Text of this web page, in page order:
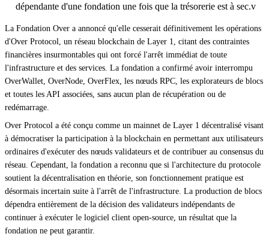
dépendante d'une fondation une fois que la trésorerie est à sec.v
La Fondation Over a annoncé qu'elle cesserait définitivement les opérations
d'Over Protocol, un réseau blockchain de Layer 1, citant des contraintes
financières insurmontables qui ont forcé l'arrêt immédiat de toute
l'infrastructure et des services. La fondation a confirmé avoir interrompu
OverWallet, OverNode, OverFlex, les nœuds RPC, les explorateurs de blocs
et toutes les API associées, sans aucun plan de récupération ou de
redémarrage.
Over Protocol a été conçu comme un mainnet de Layer 1 décentralisé visant
à démocratiser la participation à la blockchain en permettant aux utilisateurs
ordinaires d'exécuter des nœuds validateurs et de contribuer au consensus du
réseau. Cependant, la fondation a reconnu que si l'architecture du protocole
soutient la décentralisation en théorie, son fonctionnement pratique est
désormais incertain suite à l'arrêt de l'infrastructure. La production de blocs
dépendra entièrement de la décision des validateurs indépendants de
continuer à exécuter le logiciel client open-source, un résultat que la
fondation ne peut garantir.